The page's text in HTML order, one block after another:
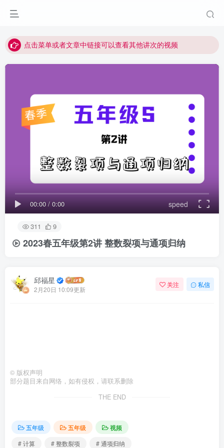
点击菜单或者文章中链接可以查看其他讲次的视频
最近网站被攻击导致速度非常慢，目前已恢复正常
00:00/ 0:00 speed
311 9
2023春五年级第2讲 整数裂项与通项归纳
邱福星
2月20日 10:09更新
关注 私信
© 版权声明
部分题目来自网络，如有侵权，请联系删除
THE END
五年级 五年级
视频
# 计算
# 整数裂项 # 通项归纳